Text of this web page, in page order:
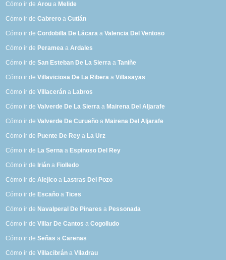
Cómo ir deArou a Melide
Cómo ir deCabrero aCutián
Cómo ir deCordobilla De Lácara aValencia Del Ventoso
Cómo ir de Peramea aArdales
Cómo ir deSan Esteban De La Sierra aTaniñe
Cómo ir deVillaviciosa De La Ribera aVillasayas
Cómo ir deVillacerán a Labros
Cómo ir deValverde De La Sierra a Mairena Del Aljarafe
Cómo ir deValverde De Curueño a Mairena Del Aljarafe
Cómo ir de Puente De Rey a La Urz
Cómo ir de La Serna a Espinoso Del Rey
Cómo ir de Irián a Fiolledo
Cómo ir deAlejico a Lastras Del Pozo
Cómo ir de Escaño aTices
Cómo ir de Navalperal De Pinares a Pessonada
Cómo ir deVillar De Cantos aCogolludo
Cómo ir deSeñas aCarenas
Cómo ir deVillacibrán aViladrau